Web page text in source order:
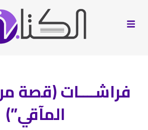
فراشــــات (قصة
المآقي”)